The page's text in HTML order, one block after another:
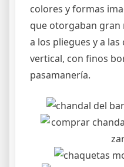
colores y formas
que otorgaban gran
a los pliegues y a
vertical, con finos
pasamanería.